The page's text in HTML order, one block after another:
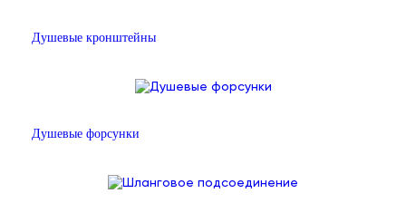
Душевые кронштейны
Душевые форсунки